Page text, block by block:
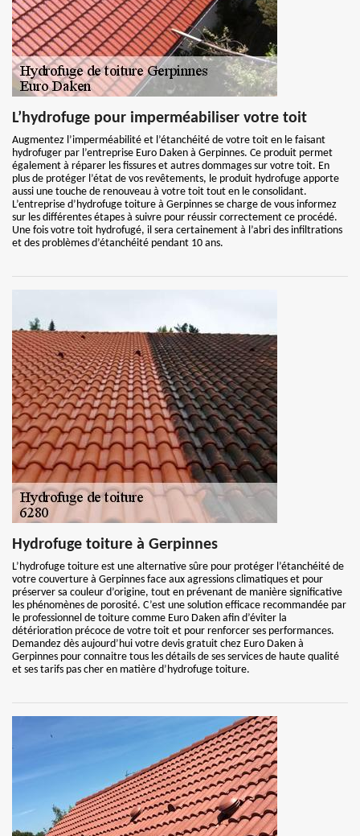
L’hydrofuge pour imperméabiliser votre toit
Augmentez l’imperméabilité et l’étanchéité de votre toit en le faisant
hydrofuger par l’entreprise Euro Daken à Gerpinnes. Ce produit permet
également à réparer les fissures et autres dommages sur votre toit. En
plus de protéger l’état de vos revêtements, le produit hydrofuge apporte
aussi une touche de renouveau à votre toit tout en le consolidant.
L’entreprise d’hydrofuge toiture à Gerpinnes se charge de vous informez
sur les différentes étapes à suivre pour réussir correctement ce procédé.
Une fois votre toit hydrofugé, il sera certainement à l’abri des infiltrations
et des problèmes d’étanchéité pendant 10 ans.
Hydrofuge toiture à Gerpinnes
L’hydrofuge toiture est une alternative sûre pour protéger l’étanchéité de
votre couverture à Gerpinnes face aux agressions climatiques et pour
préserver sa couleur d’origine, tout en prévenant de manière significative
les phénomènes de porosité. C’est une solution efficace recommandée par
le professionnel de toiture comme Euro Daken afin d’éviter la
détérioration précoce de votre toit et pour renforcer ses performances.
Demandez dès aujourd’hui votre devis gratuit chez Euro Daken à
Gerpinnes pour connaitre tous les détails de ses services de haute qualité
et ses tarifs pas cher en matière d’hydrofuge toiture.